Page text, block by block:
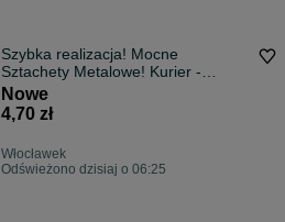
Szybka realizacja! Mocne
Sztachety Metalowe! Kurier -
WYSYŁKA
Nowe
4,70 zł
Włocławek
Odświeżono dzisiaj o 06:25